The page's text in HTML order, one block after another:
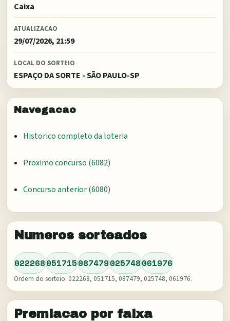
Caixa
ATUALIZACAO
29/07/2026, 21:59
LOCAL DO SORTEIO
ESPAÇO DA SORTE - SÃO PAULO-SP
Navegacao
Historico completo da loteria
Proximo concurso (6082)
Concurso anterior (6080)
Numeros sorteados
022268051715087479025748061976
Ordem do sorteio: 022268, 051715, 087479, 025748, 061976.
Premiacao por faixa